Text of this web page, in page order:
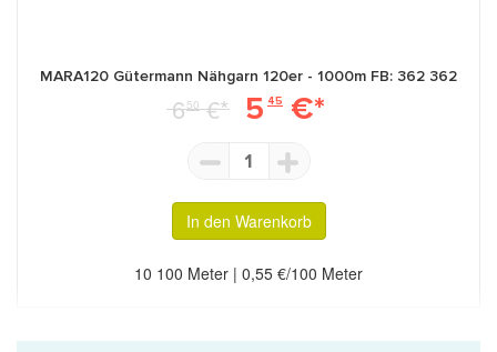
MARA120 Gütermann Nähgarn 120er - 1000m FB: 362 362
650€* 5 45 €*
1
In den Warenkorb
10 100 Meter | 0,55 €/100 Meter